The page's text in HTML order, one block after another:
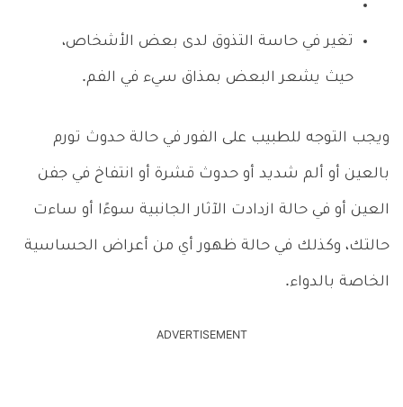
تغير في حاسة التذوق لدى بعض الأشخاص،
حيث يشعر البعض بمذاق سيء في الفم.
ويجب التوجه للطبيب على الفور في حالة حدوث تورم
بالعين أو ألم شديد أو حدوث قشرة أو انتفاخ في جفن
العين أو في حالة ازدادت الآثار الجانبية سوءًا أو ساءت
حالتك، وكذلك في حالة ظهور أي من أعراض الحساسية
الخاصة بالدواء.
ADVERTISEMENT